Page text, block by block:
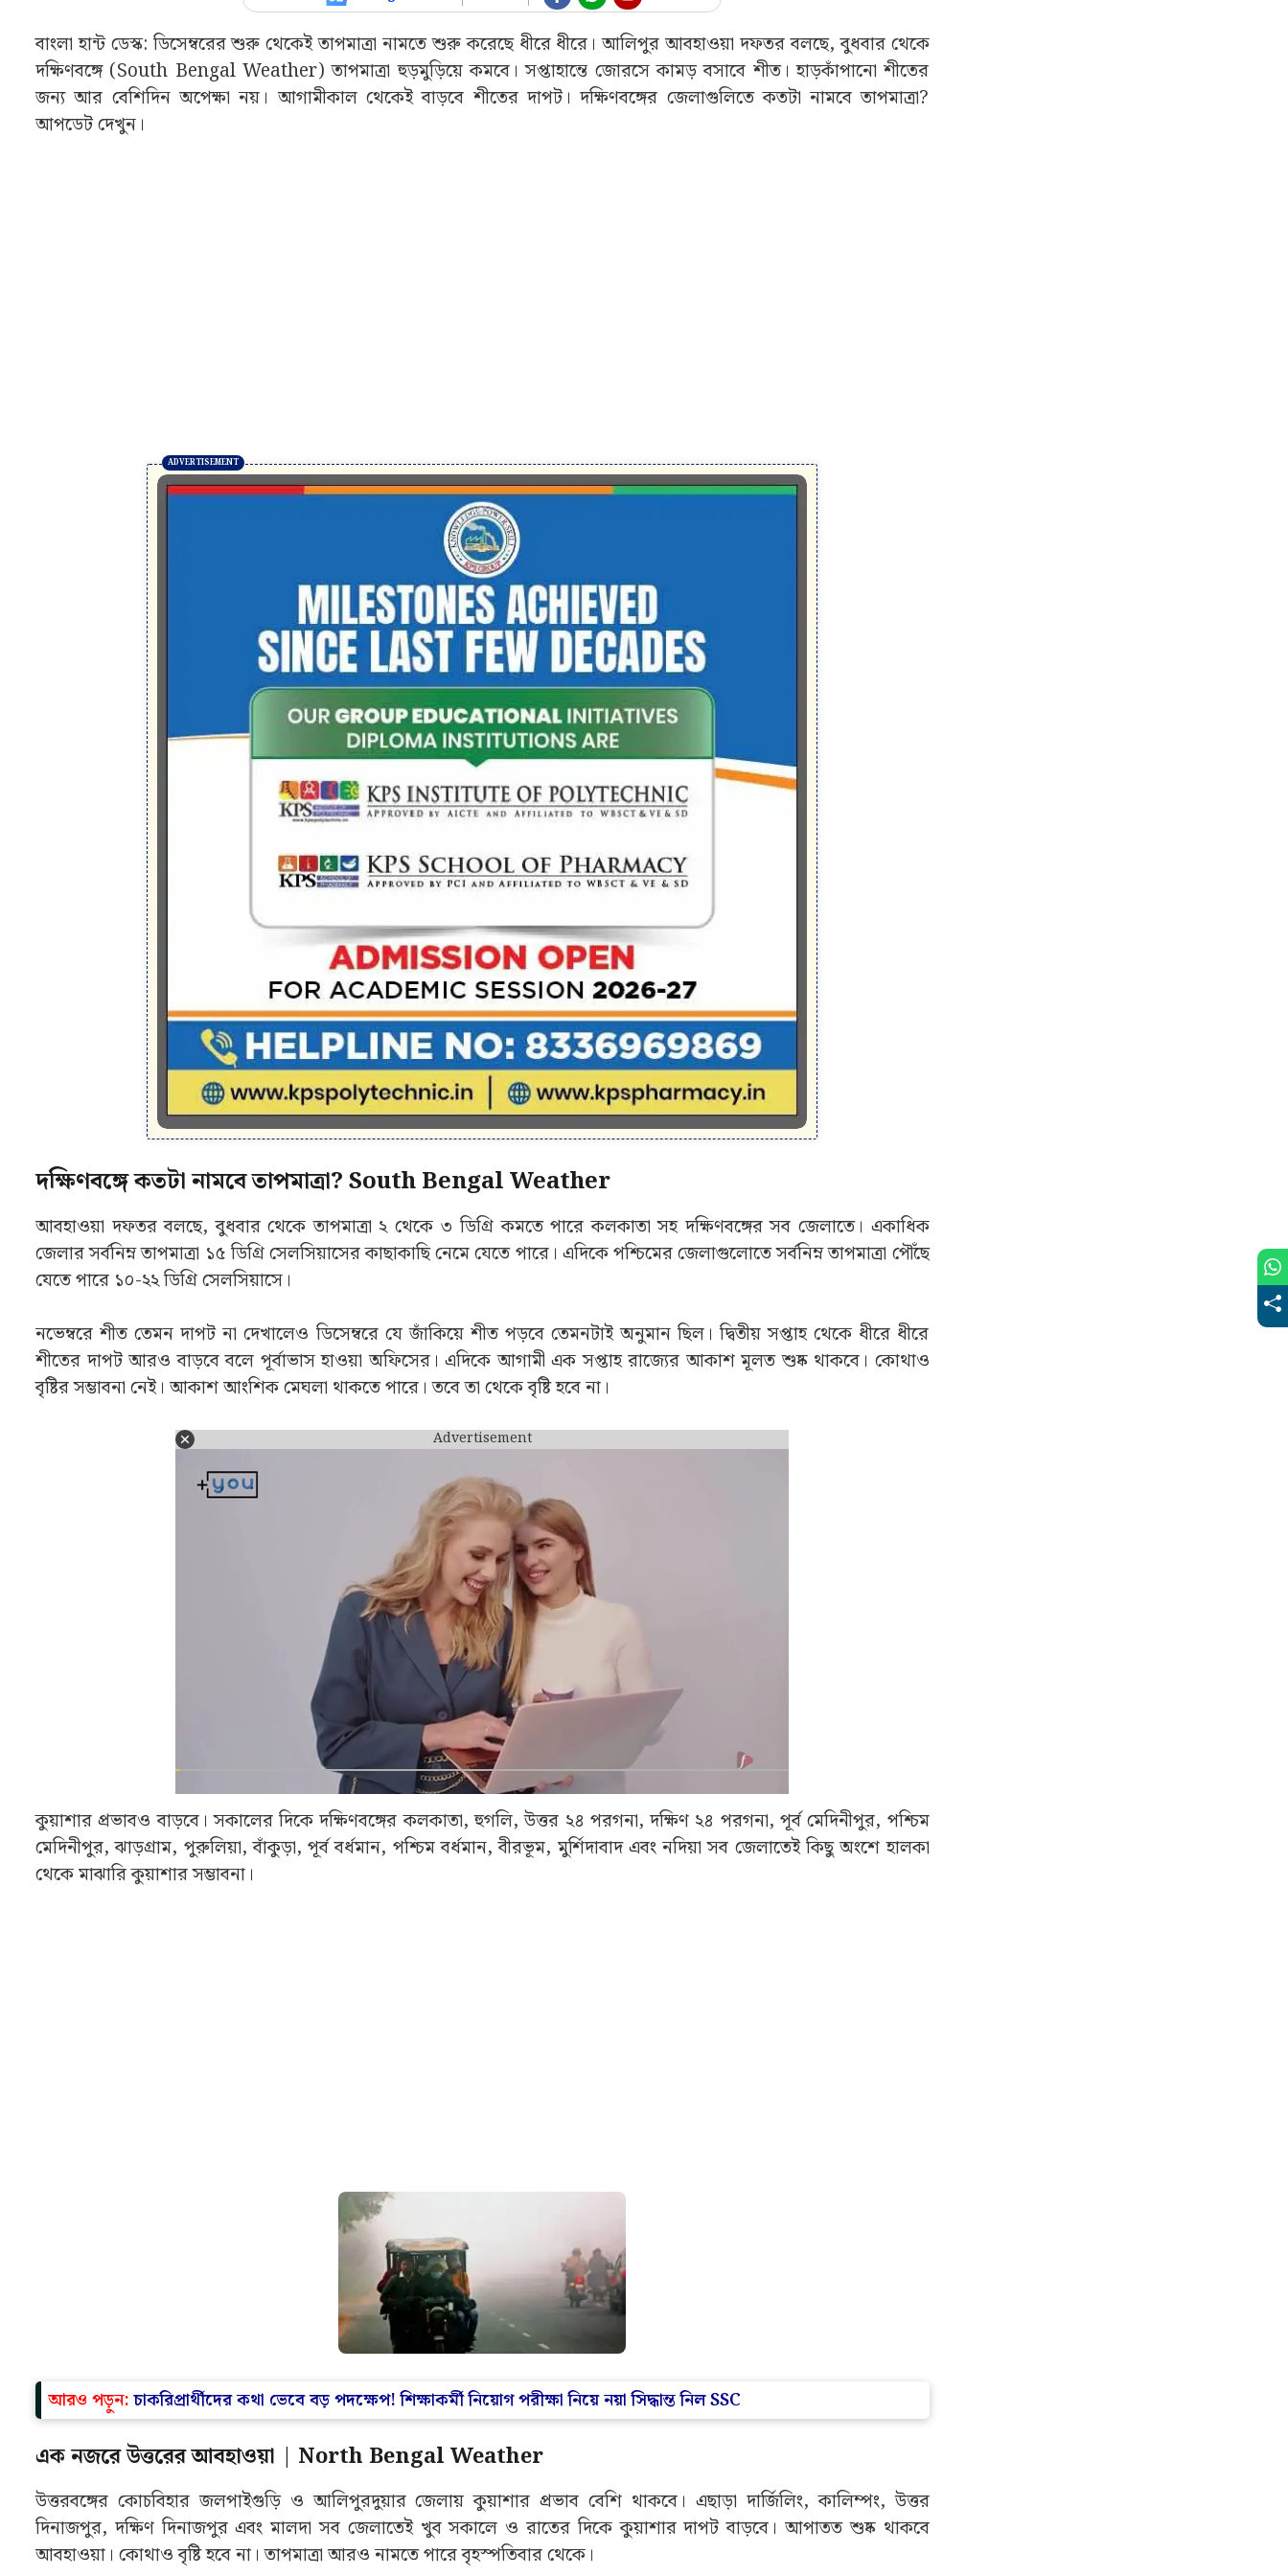
বাংলা হান্ট ডেস্ক: ডিসেম্বরের শুরু থেকেই তাপমাত্রা নামতে শুরু করেছে ধীরে ধীরে। আলিপুর আবহাওয়া দফতর বলছে, বুধবার থেকে
দক্ষিণবঙ্গে (South Bengal Weather) তাপমাত্রা হুড়মুড়িয়ে কমবে। সপ্তাহান্তে জোরসে কামড় বসাবে শীত। হাড়কাঁপানো শীতের
জন্য আর বেশিদিন অপেক্ষা নয়। আগামীকাল থেকেই বাড়বে শীতের দাপট। দক্ষিণবঙ্গের জেলাগুলিতে কতটা নামবে তাপমাত্রা?
আপডেট দেখুন।
দক্ষিণবঙ্গে কতটা নামবে তাপমাত্রা? South Bengal Weather
আবহাওয়া দফতর বলছে, বুধবার থেকে তাপমাত্রা ২ থেকে ৩ ডিগ্রি কমতে পারে কলকাতা সহ দক্ষিণবঙ্গের সব জেলাতে। একাধিক
জেলার সর্বনিম্ন তাপমাত্রা ১৫ ডিগ্রি সেলসিয়াসের কাছাকাছি নেমে যেতে পারে। এদিকে পশ্চিমের জেলাগুলোতে সর্বনিম্ন তাপমাত্রা পৌঁছে
যেতে পারে ১০-২২ ডিগ্রি সেলসিয়াসে।
নভেম্বরে শীত তেমন দাপট না দেখালেও ডিসেম্বরে যে জাঁকিয়ে শীত পড়বে তেমনটাই অনুমান ছিল। দ্বিতীয় সপ্তাহ থেকে ধীরে ধীরে
শীতের দাপট আরও বাড়বে বলে পূর্বাভাস হাওয়া অফিসের। এদিকে আগামী এক সপ্তাহ রাজ্যের আকাশ মূলত শুষ্ক থাকবে। কোথাও
বৃষ্টির সম্ভাবনা নেই। আকাশ আংশিক মেঘলা থাকতে পারে। তবে তা থেকে বৃষ্টি হবে না।
Advertisement
কুয়াশার প্রভাবও বাড়বে। সকালের দিকে দক্ষিণবঙ্গের কলকাতা, হুগলি, উত্তর ২৪ পরগনা, দক্ষিণ ২৪ পরগনা, পূর্ব মেদিনীপুর, পশ্চিম
মেদিনীপুর, ঝাড়গ্রাম, পুরুলিয়া, বাঁকুড়া, পূর্ব বর্ধমান, পশ্চিম বর্ধমান, বীরভূম, মুর্শিদাবাদ এবং নদিয়া সব জেলাতেই কিছু অংশে হালকা
থেকে মাঝারি কুয়াশার সম্ভাবনা।
আরও পড়ুন:চাকরিপ্রার্থীদের কথা ভেবে বড় পদক্ষেপ! শিক্ষাকর্মী নিয়োগ পরীক্ষা নিয়ে নয়া সিদ্ধান্ত নিল SSC
এক নজরে উত্তরের আবহাওয়া | North Bengal Weather
উত্তরবঙ্গের কোচবিহার জলপাইগুড়ি ও আলিপুরদুয়ার জেলায় কুয়াশার প্রভাব বেশি থাকবে। এছাড়া দার্জিলিং, কালিম্পং, উত্তর
দিনাজপুর, দক্ষিণ দিনাজপুর এবং মালদা সব জেলাতেই খুব সকালে ও রাতের দিকে কুয়াশার দাপট বাড়বে। আপাতত শুষ্ক থাকবে
আবহাওয়া। কোথাও বৃষ্টি হবে না। তাপমাত্রা আরও নামতে পারে বৃহস্পতিবার থেকে।